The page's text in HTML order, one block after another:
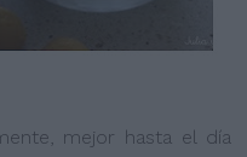
mejor hasta el día